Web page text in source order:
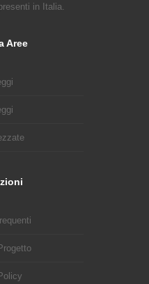
in Italia.
Aree